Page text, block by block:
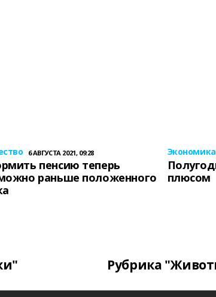
6 АВГУСТА 2021, 09:28
пенсию теперь
раньше положенного
Экономика
плюсом
Рубрика